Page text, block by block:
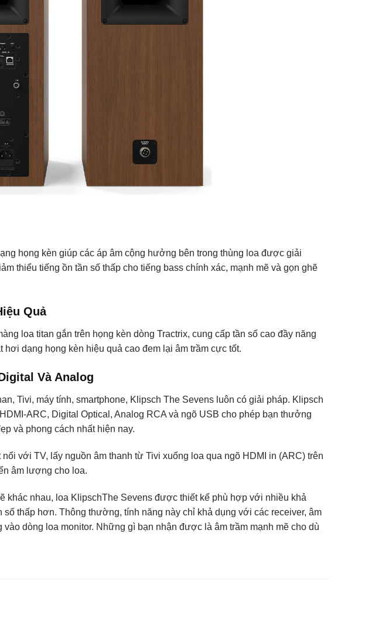
họng kèn giúp các áp âm cộng hưởng bên trong thùng loa được giải
thiểu tiếng ồn tần số thấp cho tiếng bass chính xác, mạnh mẽ và gọn ghẽ
Quả
loa titan gắn trên họng kèn dòng Tractrix, cung cấp tần số cao đầy năng
dạng họng kèn hiệu quả cao đem lại âm trầm cực tốt.
Và Analog
Tivi, máy tính, smartphone, Klipsch The Sevens luôn có giải pháp. Klipsch
ARC, Digital Optical, Analog RCA và ngõ USB cho phép bạn thưởng
và phong cách nhất hiện nay.
với TV, lấy nguồn âm thanh từ Tivi xuống loa qua ngõ HDMI in (ARC) trên
âm lượng cho loa.
khác nhau, loa KlipschThe Sevens được thiết kế phù hợp với nhiều khả
thấp hơn. Thông thường, tính năng này chỉ khả dụng với các receiver, âm
dòng loa monitor. Những gì bạn nhận được là âm trầm mạnh mẽ cho dù